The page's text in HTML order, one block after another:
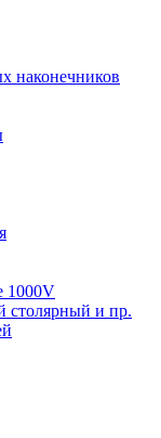
наконечников
1000V
столярный и пр.